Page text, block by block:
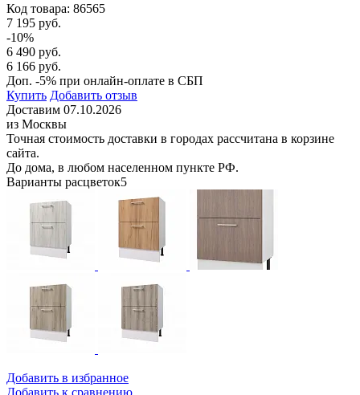
Код товара: 86565
7 195 руб.
-10%
6 490 руб.
6 166 руб.
Доп. -5% при онлайн-оплате в СБП
Купить Добавить отзыв
Доставим 07.10.2026
из Москвы
Точная стоимость доставки в городах рассчитана в корзине
сайта.
До дома, в любом населенном пункте РФ.
Варианты расцветок5
Добавить в избранное
Добавить к сравнению